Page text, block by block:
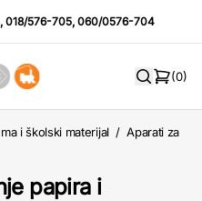
,018/576-705,060/0576-704
(0)
i školski materijal / Aparati za
papira i